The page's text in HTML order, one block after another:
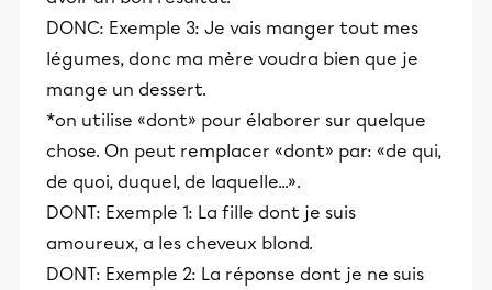
DONC: Exemple 3: Je vais manger tout mes
légumes, donc ma mère voudra bien que je
mange un dessert.
*on utilise «dont» pour élaborer sur quelque
chose. On peut remplacer «dont» par: «de qui,
de quoi, duquel, de laquelle...».
DONT: Exemple 1: La fille dont je suis
amoureux, a les cheveux blond.
DONT: Exemple 2: La réponse dont je ne suis